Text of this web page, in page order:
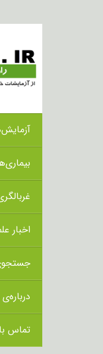
اخبار
تماس